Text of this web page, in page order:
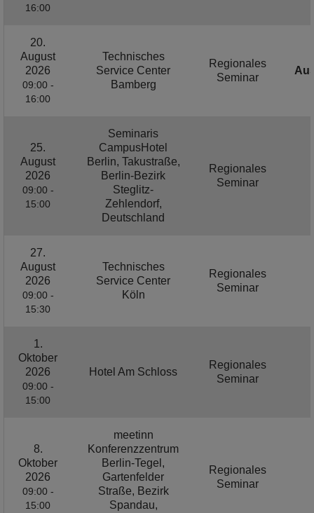
16:00
20.
August
2026
09:00 -
16:00
Technisches
Service Center
Bamberg
Regionales
Seminar
25.
August
2026
09:00 -
15:00
Seminaris
CampusHotel
Berlin, Takustraße,
Berlin-Bezirk
Steglitz-
Zehlendorf,
Deutschland
Regionales
Seminar
27.
August
2026
09:00 -
15:30
Technisches
Service Center
Köln
Regionales
Seminar
1.
Oktober
2026
09:00 -
15:00
Hotel Am Schloss
Regionales
Seminar
8.
Oktober
2026
09:00 -
15:00
meetinn
Konferenzzentrum
Berlin-Tegel,
Gartenfelder
Straße, Bezirk
Spandau,
Regionales
Seminar